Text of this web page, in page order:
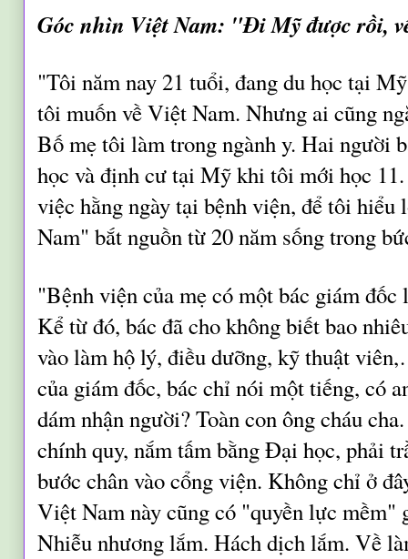
Góc nhìn Việt Nam: "Đi Mỹ được rồi,
"Tôi năm nay 21 tuổi, đang du học tại
tôi muốn về Việt Nam. Nhưng ai cũng
Bố mẹ tôi làm trong ngành y. Hai người
học và định cư tại Mỹ khi tôi mới học
việc hằng ngày tại bệnh viện, để tôi
Nam" bắt nguồn từ 20 năm sống trong
"Bệnh viện của mẹ có một bác giám
Kể từ đó, bác đã cho không biết bao
vào làm hộ lý, điều dưỡng, kỹ thuật
của giám đốc, bác chỉ nói một tiếng, có
dám nhận người? Toàn con ông cháu
chính quy, nắm tấm bằng Đại học, phải
bước chân vào cổng viện. Không chỉ ở
Việt Nam này cũng có "quyền lực mềm"
Nhiễu nhương lắm. Hách dịch lắm. Về